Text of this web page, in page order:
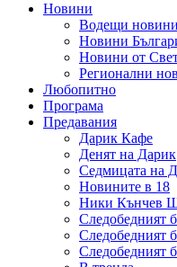
Новини
Водещи новини
Новини
Новини от
Регионални
Любопитно
Програма
Предавания
Дарик Кафе
Денят на Дарик
Седмицата на
Новините в 18
Ники Кънчев
Следобедният
Следобедният
Следобедният